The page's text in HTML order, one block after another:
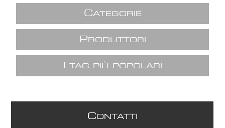
CATEGORIE
P RODUTTORI
TAG PIÙ POPOLARI
CONTATTI